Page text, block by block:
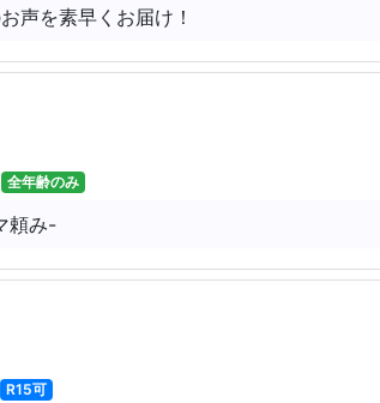
声を素早くお届け！
全年齢のみ
頼み-
R15可